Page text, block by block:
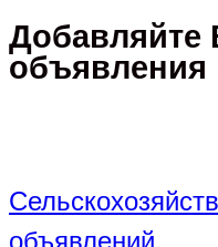
Добавляйте
объявления
объявлений.